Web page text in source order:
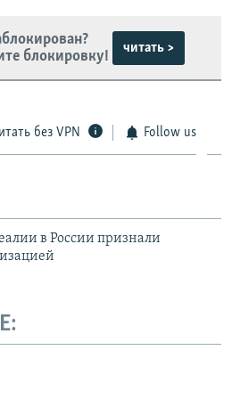
блокировку!
читать >
без VPN Follow us
в России признали